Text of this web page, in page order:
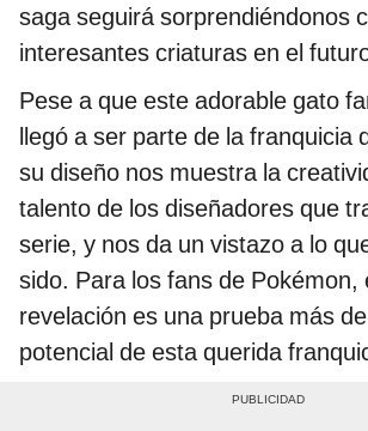
saga seguirá sorprendiéndonos
interesantes criaturas en el
Pese a que este adorable gato
llegó a ser parte de la franquicia
su diseño nos muestra la
talento de los diseñadores que
serie, y nos da un vistazo a lo
sido. Para los fans de Pokémon,
revelación es una prueba más
potencial de esta querida